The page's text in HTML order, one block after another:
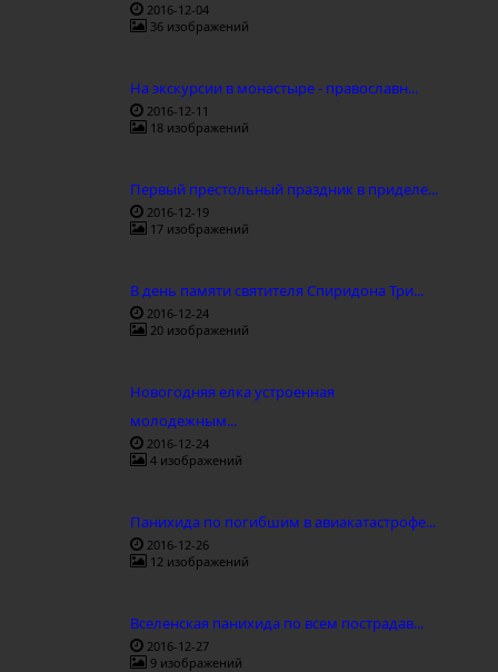
2016-12-04
36 изображений
На экскурсии в монастыре - православн...
2016-12-11
18 изображений
Первый престольный праздник в приделе...
2016-12-19
17 изображений
В день памяти святителя Спиридона Три...
2016-12-24
20 изображений
Новогодняя елка устроенная
молодежным...
2016-12-24
4 изображений
Панихида по погибшим в авиакатастрофе...
2016-12-26
12 изображений
Вселенская панихида по всем пострадав...
2016-12-27
9 изображений